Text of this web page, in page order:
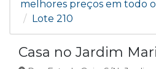
melhores preços em todo o
Lote 210